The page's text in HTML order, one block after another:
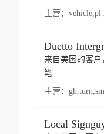
主营：
来自美国的客
笔
主营：
Local